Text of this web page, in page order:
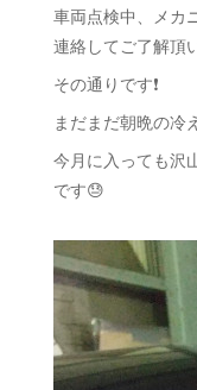
車両点検中、メカ
連絡してご了解頂
その通りです❗️
まだまだ朝晩の冷
今月に入っても沢
です😓